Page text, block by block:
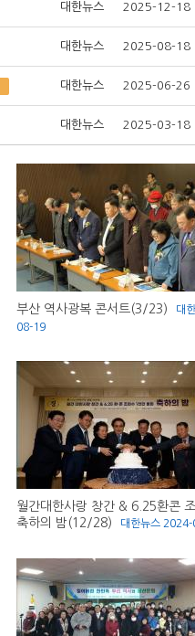
대한뉴스 2025-12-18
대한뉴스 2025-08-18
대한뉴스 2025-06-26
대한뉴스 2025-03-18
부산 역사광복 콘서트(3/23) 대
08-19
월간대한사랑 창간 & 6.25환콘
축하의 밤(12/28)
대한뉴스2024-